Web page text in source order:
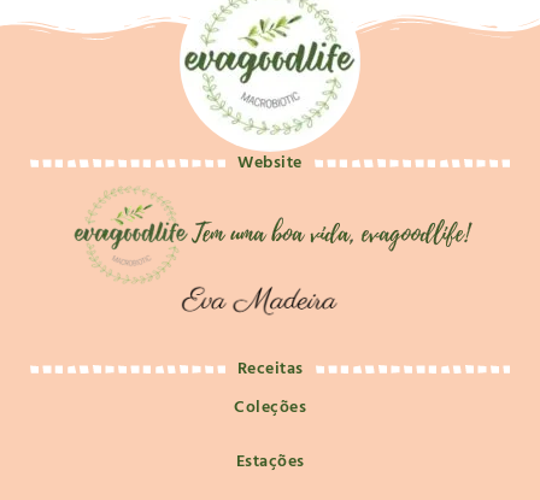
Website
Receitas
Coleções
Estações